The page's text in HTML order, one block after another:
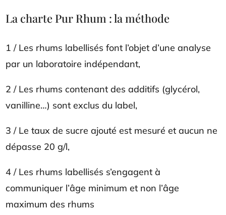
La charte Pur Rhum : la méthode
1 / Les rhums labellisés font l’objet d’une analyse
par un laboratoire indépendant,
2 / Les rhums contenant des additifs (glycérol,
vanilline…) sont exclus du label,
3 / Le taux de sucre ajouté est mesuré et aucun ne
dépasse 20 g/l,
4 / Les rhums labellisés s’engagent à
communiquer l’âge minimum et non l’âge
maximum des rhums